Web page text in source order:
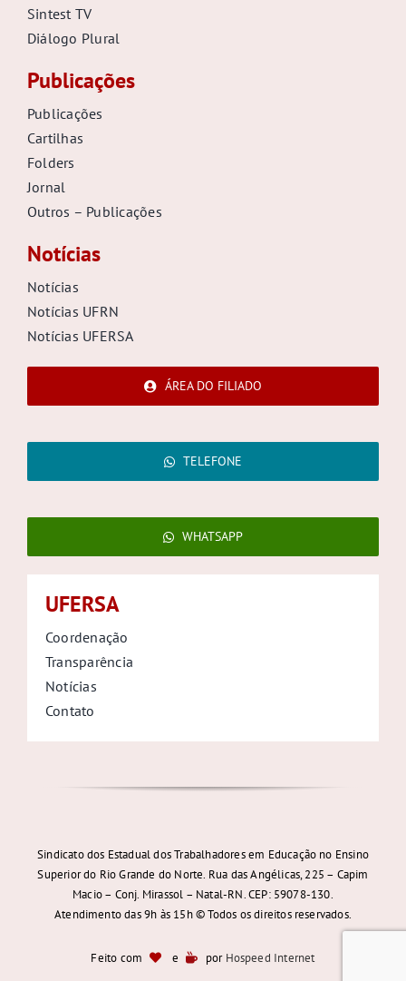
Sintest TV
Diálogo Plural
Publicações
Publicações
Cartilhas
Folders
Jornal
Outros – Publicações
Notícias
Notícias
Notícias UFRN
Notícias UFERSA
ÁREA DO FILIADO
TELEFONE
WHATSAPP
UFERSA
Coordenação
Transparência
Notícias
Contato
Sindicato dos Estadual dos Trabalhadores em Educação no Ensino
Superior do Rio Grande do Norte. Rua das Angélicas, 225 – Capim
Macio – Conj. Mirassol – Natal-RN. CEP: 59078-130.
Atendimento das 9h às 15h © Todos os direitos reservados.
Feito com e por Hospeed Internet